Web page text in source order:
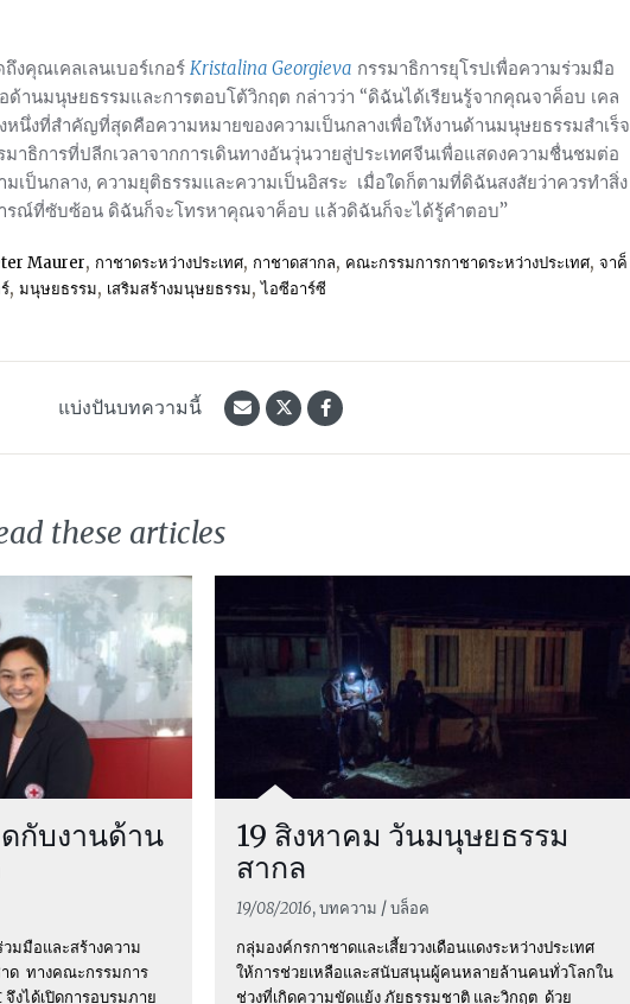
งคุณเคลเลนเบอร์เกอร์ Kristalina Georgieva กรรมาธิการยุโรปเพื่อความร่วมมือ
ด้านมนุษยธรรมและการตอบโต้วิกฤต กล่าวว่า “ดิฉันได้เรียนรู้จากคุณจาค็อบ เคล
หนึ่งที่สำคัญที่สุดคือความหมายของความเป็นกลางเพื่อให้งานด้านมนุษยธรรมสำเร็จ
มาธิการที่ปลีกเวลาจากการเดินทางอันวุ่นวายสู่ประเทศจีนเพื่อแสดงความชื่นชมต่อ
มเป็นกลาง, ความยุติธรรมและความเป็นอิสระ เมื่อใดก็ตามที่ดิฉันสงสัยว่าควรทำสิ่ง
รณ์ที่ซับซ้อน ดิฉันก็จะโทรหาคุณจาค็อบ แล้วดิฉันก็จะได้รู้คำตอบ”
Maurer, กาชาดระหว่างประเทศ, กาชาดสากล, คณะกรรมการกาชาดระหว่างประเทศ, จาค็
, มนุษยธรรม, เสริมสร้างมนุษยธรรม,ไอซีอาร์ซี
แบ่งปันบทความนี้
these articles
กับงานด้าน
วมมือและสร้างความ
ด ทางคณะกรรมการ
จึงได้เปิดการอบรมภาย
19 สิงหาคม วันมนุษยธรรม
สากล
19/08/2016, บทความ / บล็อค
กลุ่มองค์กรกาชาดและเสี้ยววงเดือนแดงระหว่างประเทศ
ให้การช่วยเหลือและสนับสนุนผู้คนหลายล้านคนทั่วโลกใน
ช่วงที่เกิดความขัดแย้ง ภัยธรรมชาติ และวิกฤต ด้วย